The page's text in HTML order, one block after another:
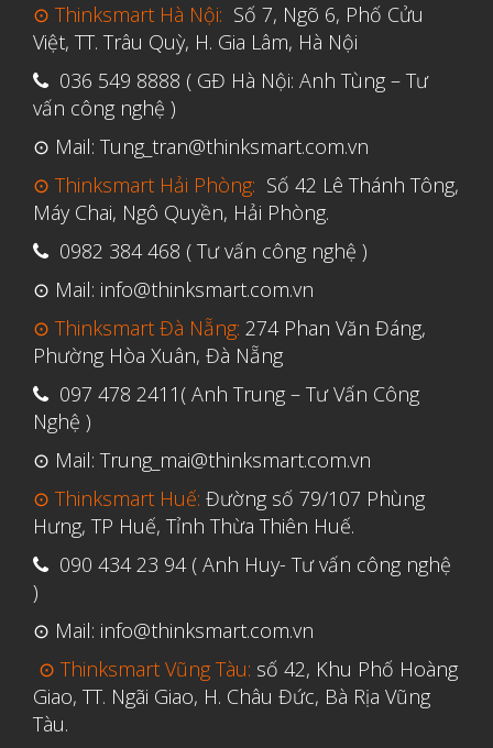
Tháng Chín 2020
Tháng Tám 2020
Tháng Bảy 2020
Tháng Năm 2020
Tháng Tư 2020
Tháng Ba 2020
Tháng Hai 2020
Tháng Một 2020
Tháng Mười Hai 2019
Tháng Mười Một 2019
Tháng Chín 2019
Tháng Tám 2019
Tháng Năm 2019
Tháng Tư 2019
Tháng Ba 2019
⊙ Thinksmart Hà Nội: Số 7, Ngõ 6, Phố Cửu
Việt, TT. Trâu Quỳ, H. Gia Lâm, Hà Nội
036 549 8888 ( GĐ Hà Nội: Anh Tùng – Tư
vấn công nghệ )
⊙ Mail: Tung_tran@thinksmart.com.vn
⊙ Thinksmart Hải Phòng: Số 42 Lê Thánh Tông,
Máy Chai, Ngô Quyền, Hải Phòng.
0982 384 468 ( Tư vấn công nghệ )
⊙ Mail: info@thinksmart.com.vn
⊙ Thinksmart Đà Nẵng: 274 Phan Văn Đáng,
Phường Hòa Xuân, Đà Nẵng
097 478 2411( Anh Trung – Tư Vấn Công
Nghệ )
⊙ Mail: Trung_mai@thinksmart.com.vn
⊙ Thinksmart Huế: Đường số 79/107 Phùng
Hưng, TP Huế, Tỉnh Thừa Thiên Huế.
090 434 23 94 ( Anh Huy- Tư vấn công nghệ
)
⊙ Mail: info@thinksmart.com.vn
⊙ Thinksmart Vũng Tàu: số 42, Khu Phố Hoàng
Giao, TT. Ngãi Giao, H. Châu Đức, Bà Rịa Vũng
Tàu.